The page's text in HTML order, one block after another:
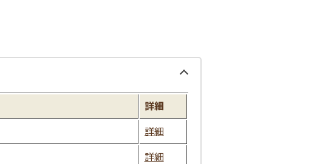
詳細
詳細
詳細